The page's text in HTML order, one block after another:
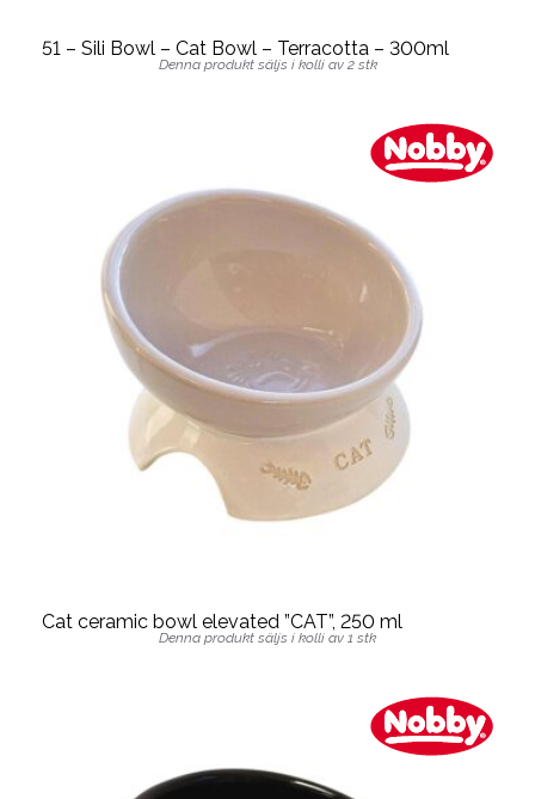
51 – Sili Bowl – Cat Bowl – Terracotta – 300ml
Denna produkt säljs i kolli av 2 stk
Cat ceramic bowl elevated ”CAT”, 250 ml
Denna produkt säljs i kolli av 1 stk